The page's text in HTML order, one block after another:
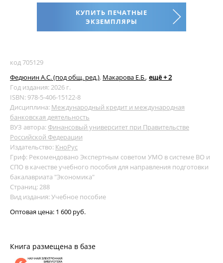
КУПИТЬ ПЕЧАТНЫЕ
ЭКЗЕМПЛЯРЫ
код 705129
Федюнин А.С. (под общ. ред.), Макарова Е.Б., ещё + 2
Год издания: 2026 г.
ISBN: 978-5-406-15122-8
Дисциплина: Международный кредит и международная
банковская деятельность
ВУЗ автора: Финансовый университет при Правительстве
Российской Федерации
Издательство: КноРус
Гриф: Рекомендовано Экспертным советом УМО в системе ВО и
СПО в качестве учебного пособия для направления подготовки
бакалавриата "Экономика"
Страниц: 288
Вид издания: Учебное пособие
Оптовая цена: 1 600 руб.
Книга размещена в базе